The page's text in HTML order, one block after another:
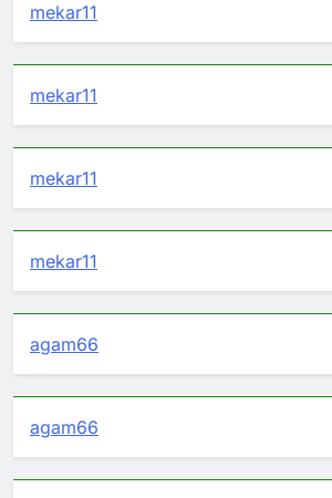
mekar11
mekar11
mekar11
mekar11
agam66
agam66